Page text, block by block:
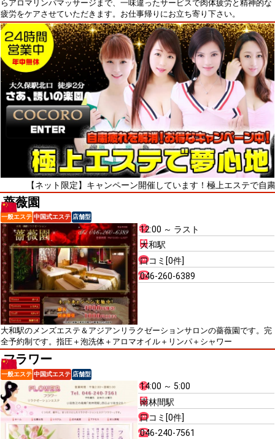
らアロマリンパマッサージまで、一味違ったサービスで肉体疲労と精神的な
疲労をケアさせていただきます。お仕事帰りにお立ち寄り下さい。
ット限定】キャンペーン開催しています！極上エステで自粛疲れを
薔薇園
一般エステ 中国式エステ 店舗型
12:00 ～ ラスト
大和駅
口コミ[0件]
046-260-6389
大和駅のメンズエステ＆アジアンリラクゼーションサロンの薔薇園です。完
全予約制です。指圧＋泡洗体＋アロマオイル＋リンパ＋シャワー
フラワー
一般エステ 中国式エステ 店舗型
14:00 ～ 5:00
南林間駅
口コミ[0件]
046-240-7561